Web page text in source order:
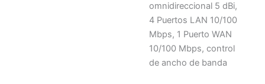
omnidireccional 5 dBi,
4 Puertos LAN 10/100
Mbps, 1 Puerto WAN
10/100 Mbps, control
de ancho de banda